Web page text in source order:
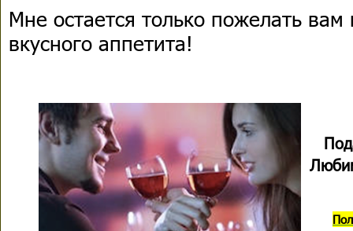
Мне остается только пожелать вам
вкусного аппетита!